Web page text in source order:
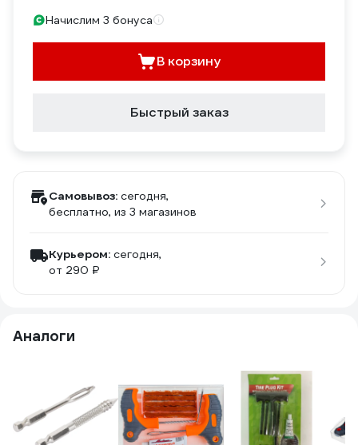
Начислим 3 бонуса
В корзину
Быстрый заказ
Самовывоз: сегодня,
бесплатно, из 3 магазинов
Курьером: сегодня,
от 290 ₽
Аналоги